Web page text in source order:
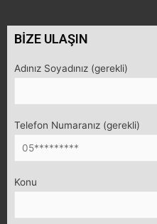
BİZE ULAŞIN
Adınız Soyadınız (gerekli)
Telefon Numaranız (gerekli)
Konu